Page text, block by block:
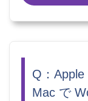
Q：
Mac で